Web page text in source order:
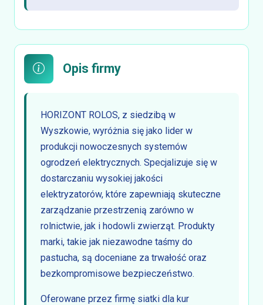
Opis firmy
HORIZONT ROLOS, z siedzibą w
Wyszkowie, wyróżnia się jako lider w
produkcji nowoczesnych systemów
ogrodzeń elektrycznych. Specjalizuje się w
dostarczaniu wysokiej jakości
elektryzatorów, które zapewniają skuteczne
zarządzanie przestrzenią zarówno w
rolnictwie, jak i hodowli zwierząt. Produkty
marki, takie jak niezawodne taśmy do
pastucha, są doceniane za trwałość oraz
bezkompromisowe bezpieczeństwo.
Oferowane przez firmę siatki dla kur